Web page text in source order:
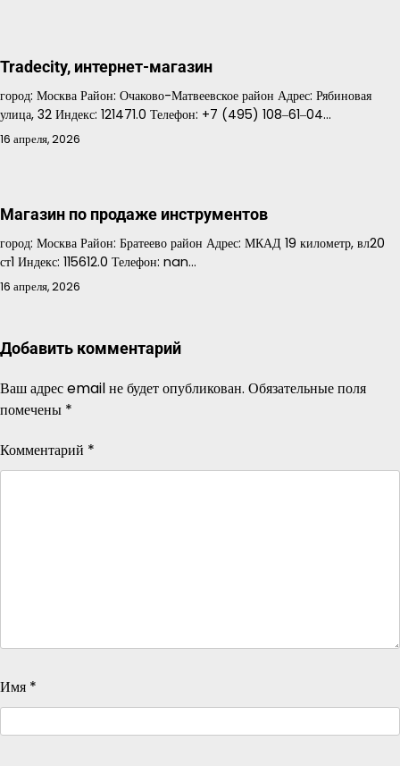
Tradecity, интернет-магазин
город: Москва Район: Очаково-Матвеевское район Адрес: Рябиновая
улица, 32 Индекс: 121471.0 Телефон: +7 (495) 108‒61‒04…
16 апреля, 2026
Магазин по продаже инструментов
город: Москва Район: Братеево район Адрес: МКАД 19 километр, вл20
ст1 Индекс: 115612.0 Телефон: nan…
16 апреля, 2026
Добавить комментарий
Ваш адрес email не будет опубликован. Обязательные поля
помечены *
Комментарий *
Имя *